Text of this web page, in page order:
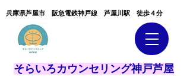
​兵庫県芦屋市 阪急電鉄神戸線 芦屋川駅 徒歩４分
そらいろカウンセリング神戸芦屋